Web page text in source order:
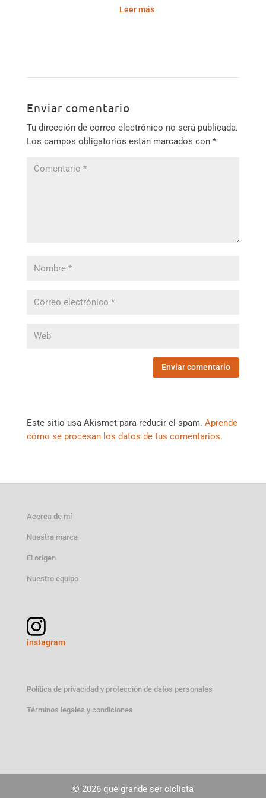
Leer más
Enviar comentario
Tu dirección de correo electrónico no será publicada.
Los campos obligatorios están marcados con *
Este sitio usa Akismet para reducir el spam. Aprende
cómo se procesan los datos de tus comentarios.
Acerca de mí
Nuestra marca
El origen
Nuestro equipo
instagram
Política de privacidad y protección de datos personales
Términos legales y condiciones
© 2026 qué grande ser ciclista